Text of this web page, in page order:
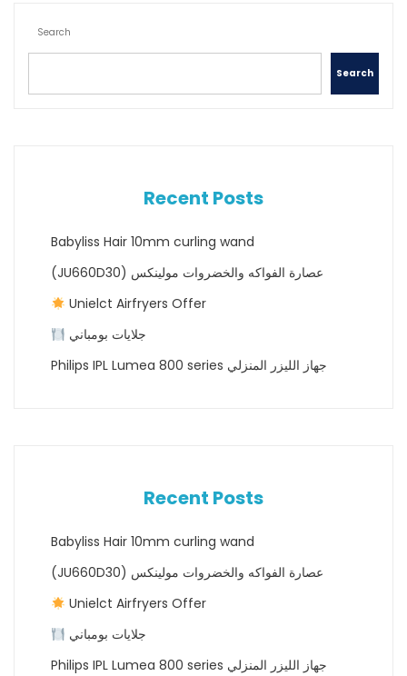
Search
Search
Recent Posts
Babyliss Hair 10mm curling wand
(JU660D30) عصارة الفواكه والخضروات مولينكس
Unielct Airfryers Offer
جلايات بومباني
Philips IPL Lumea 800 series جهاز الليزر المنزلي
Recent Posts
Babyliss Hair 10mm curling wand
(JU660D30) عصارة الفواكه والخضروات مولينكس
Unielct Airfryers Offer
جلايات بومباني
Philips IPL Lumea 800 series جهاز الليزر المنزلي